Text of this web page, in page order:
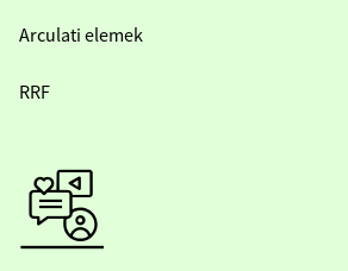
Arculati elemek
RRF